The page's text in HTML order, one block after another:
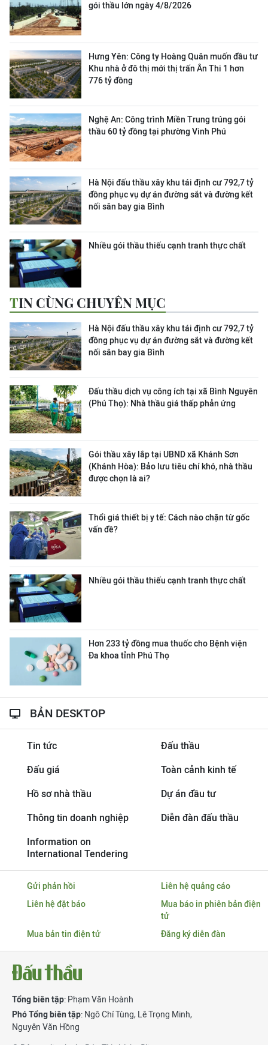
gói thầu lớn ngày 4/8/2026
Hưng Yên: Công ty Hoàng Quân muốn đầu tư
Khu nhà ở đô thị mới thị trấn Ân Thi 1 hơn
776 tỷ đồng
Nghệ An: Công trình Miền Trung trúng gói
thầu 60 tỷ đồng tại phường Vinh Phú
Hà Nội đấu thầu xây khu tái định cư 792,7 tỷ
đồng phục vụ dự án đường sắt và đường kết
nối sân bay gia Bình
Nhiều gói thầu thiếu cạnh tranh thực chất
TIN CÙNG CHUYÊN MỤC
Hà Nội đấu thầu xây khu tái định cư 792,7 tỷ
đồng phục vụ dự án đường sắt và đường kết
nối sân bay gia Bình
Đấu thầu dịch vụ công ích tại xã Bình Nguyên
(Phú Thọ): Nhà thầu giá thấp phản ứng
Gói thầu xây lắp tại UBND xã Khánh Sơn
(Khánh Hòa): Bảo lưu tiêu chí khó, nhà thầu
được chọn là ai?
Thổi giá thiết bị y tế: Cách nào chặn từ gốc
vấn đề?
Nhiều gói thầu thiếu cạnh tranh thực chất
Hơn 233 tỷ đồng mua thuốc cho Bệnh viện
Đa khoa tỉnh Phú Thọ
BẢN DESKTOP
Tin tức Đấu thầu
Đấu giá Toàn cảnh kinh tế
Hồ sơ nhà thầu Dự án đầu tư
Thông tin doanh nghiệp Diễn đàn đấu thầu
Information on
International Tendering
Gửi phản hồi
Liên hệ quảng cáo
Liên hệ đặt báo
Mua báo in phiên bản điện
tử
Mua bản tin điện tử
Đăng ký diễn đàn
Tổng biên tập: Phạm Văn Hoành
Phó Tổng biên tập: Ngô Chí Tùng, Lê Trọng Minh,
Nguyễn Văn Hồng